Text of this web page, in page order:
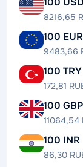
8216,65
100 EUR
9483,66
100 TRY
172,81
100 GBP
11064,54
100 INR
86,30